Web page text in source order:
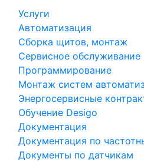
Услуги
Автоматизация
Сборка щитов, монтаж
Сервисное обслуживание
Программирование
Монтаж систем
Энергосервисные
Обучение Desigo
Документация
Документация по
Документы по датчикам